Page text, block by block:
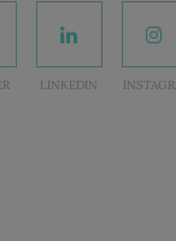
LINKEDIN